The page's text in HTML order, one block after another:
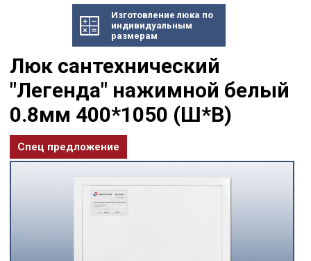
Изготовление люка по
индивидуальным
размерам
Люк сантехнический
"Легенда" нажимной белый
0.8мм 400*1050 (Ш*В)
Спец предложение